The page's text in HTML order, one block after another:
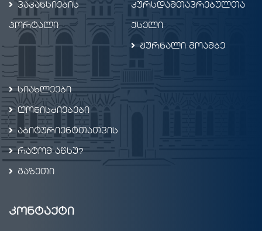
ვაკანსიების
პორტალი
კურსდამთავრებულთა
ქსელი
ჟურნალი მოამბე
სიახლეები
ღონისძიებები
აბიტურიენტთათვის
რატომ აწსუ?
გაზეთი
კონტაქტი